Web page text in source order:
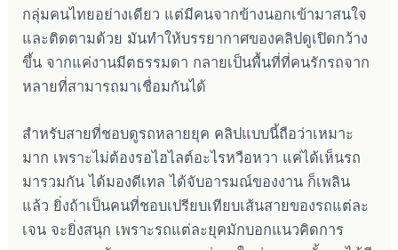
กลุ่มคนไทยอย่างเดียว แต่มีคนจากข้างนอกเข้ามาสนใจ
และติดตามด้วย มันทำให้บรรยากาศของคลิปดูเปิดกว้าง
ขึ้น จากแค่งานมีตธรรมดา กลายเป็นพื้นที่ที่คนรักรถจาก
หลายที่สามารถมาเชื่อมกันได้
สำหรับสายที่ชอบดูรถหลายยุค คลิปแบบนี้ถือว่าเหมาะ
มาก เพราะไม่ต้องรอไฮไลต์อะไรหวือหวา แค่ได้เห็นรถ
มารวมกัน ได้มองดีเทล ได้จับอารมณ์ของงาน ก็เพลิน
แล้ว ยิ่งถ้าเป็นคนที่ชอบเปรียบเทียบเส้นสายของรถแต่ละ
เจน จะยิ่งสนุก เพราะรถแต่ละยุคมักบอกแนวคิดการ